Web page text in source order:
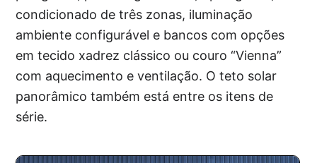
condicionado de três zonas, iluminação
ambiente configurável e bancos com opções
em tecido xadrez clássico ou couro “Vienna”
com aquecimento e ventilação. O teto solar
panorâmico também está entre os itens de
série.